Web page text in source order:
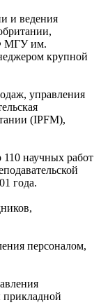
и ведения
МГУ им.
крупной
управления
(IPFM),
научных работ
года.
персоналом,
прикладной